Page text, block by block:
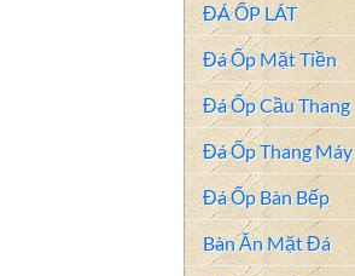
ĐÁ ỐP LÁT
Đá Ốp Mặt Tiền
Đá Ốp Cầu Thang
Đá Ốp Thang Máy
Đá Ốp Bàn Bếp
Bàn Ăn Mặt Đá